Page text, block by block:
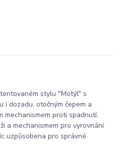
stylu "Motýl" s
i dozadu, otočným čepem a
mechanismem proti spadnutí,
a mechanismem pro vyrovnání
uzpůsobena pro správné